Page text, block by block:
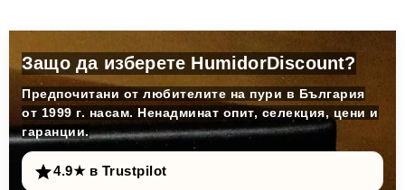
Защо да изберете HumidorDiscount?
Предпочитани от любителите на пури в България
от 1999 г. насам. Ненадминат опит, селекция, цени и
гаранции.
4.9★ в Trustpilot